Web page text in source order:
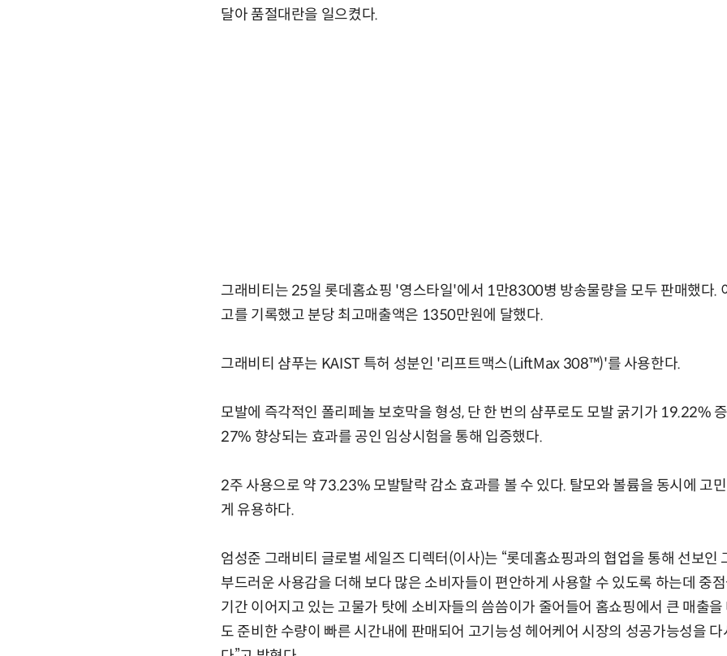
달아 품절대란을 일으켰다.
그래비티는 25일 롯데홈쇼핑 '영스타일'에서 1만8300병 방송물량을 모두 판매했다.
고를 기록했고 분당 최고매출액은 1350만원에 달했다.
그래비티 샴푸는 KAIST 특허 성분인 '리프트맥스(LiftMax 308™)'를 사용한다.
모발에 즉각적인 폴리페놀 보호막을 형성, 단 한 번의 샴푸로도 모발 굵기가 19.22%
27% 향상되는 효과를 공인 임상시험을 통해 입증했다.
2주 사용으로 약 73.23% 모발탈락 감소 효과를 볼 수 있다. 탈모와 볼륨을 동시에 고
게 유용하다.
엄성준 그래비티 글로벌 세일즈 디렉터(이사)는 “롯데홈쇼핑과의 협업을 통해 선보인
부드러운 사용감을 더해 보다 많은 소비자들이 편안하게 사용할 수 있도록 하는데 중
기간 이어지고 있는 고물가 탓에 소비자들의 씀씀이가 줄어들어 홈쇼핑에서 큰 매출을
도 준비한 수량이 빠른 시간내에 판매되어 고기능성 헤어케어 시장의 성공가능성을